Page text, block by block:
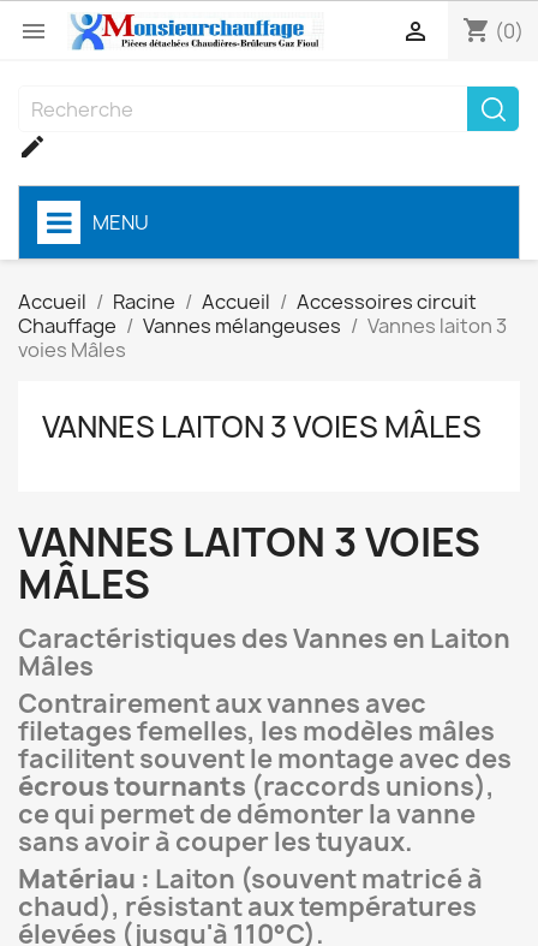
 shopping_cart (0)


MENU
Accueil Racine Accueil
Accessoires circuit
Chauffage
Vannes mélangeuses
Vannes laiton 3
voies Mâles
VANNES LAITON 3 VOIES MÂLES
VANNES LAITON 3 VOIES
MÂLES
Caractéristiques des Vannes en Laiton
Mâles
Contrairement aux vannes avec
filetages femelles, les modèles mâles
facilitent souvent le montage avec des
écrous tournants (raccords unions),
ce qui permet de démonter la vanne
sans avoir à couper les tuyaux.
Matériau : Laiton (souvent matricé à
chaud), résistant aux températures
élevées (jusqu'à 110°C).